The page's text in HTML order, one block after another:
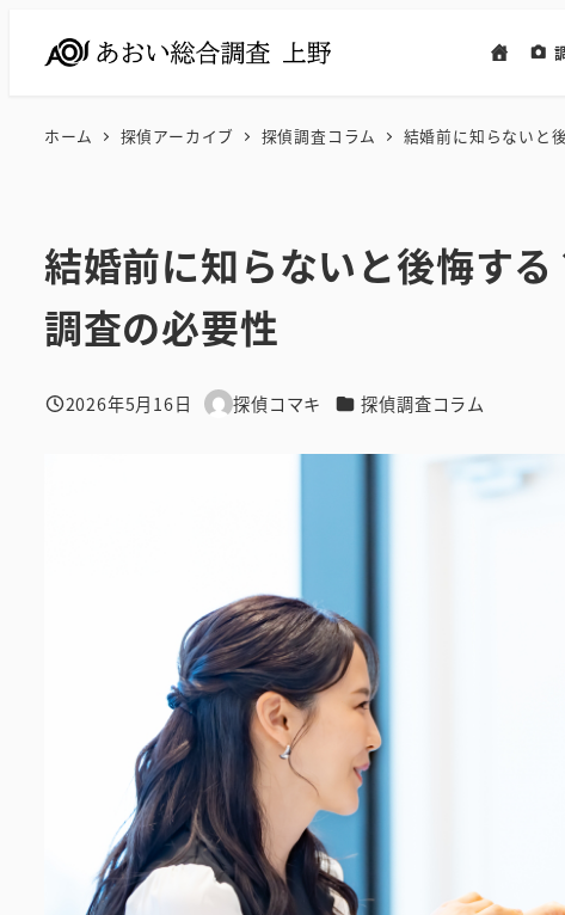
ホーム 探偵アーカイブ 探偵調査コラム 結婚前に知らないと
結婚前に知らないと後悔す
調査の必要性
投稿日
2026年5月16日
著
探偵コマキ カテゴリー
探偵調査コラム